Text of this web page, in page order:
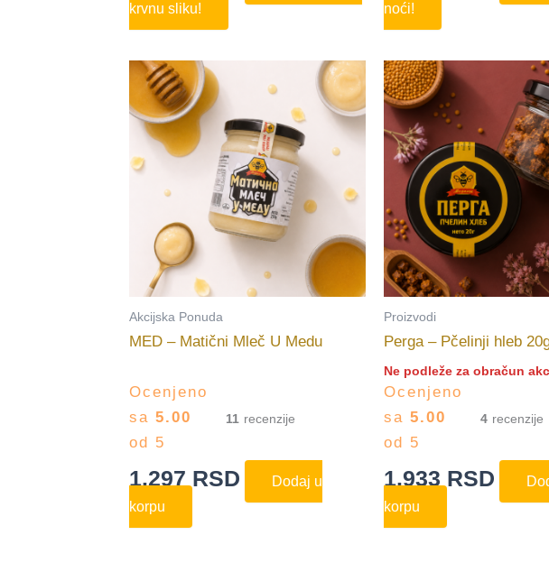
krvnu sliku!
noći!
Akcijska Ponuda
MED – Matični Mleč U Medu
Ocenjeno
sa 5.00
od 5
11
1.297 RSD
Dodaj u
korpu
Proizvodi
Perga – Pčelinji hleb
Ne podleže za obračun
Ocenjeno
sa5.00
od 5
4
1.933 RSD
korpu